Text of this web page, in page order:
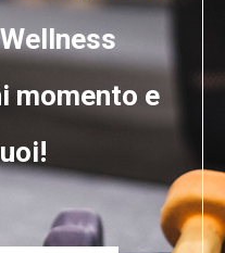
momento e